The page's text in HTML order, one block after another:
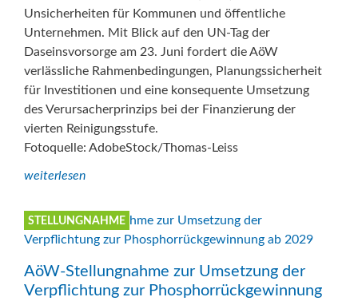
Unsicherheiten für Kommunen und öffentliche
Unternehmen. Mit Blick auf den UN-Tag der
Daseinsvorsorge am 23. Juni fordert die AöW
verlässliche Rahmenbedingungen, Planungssicherheit
für Investitionen und eine konsequente Umsetzung
des Verursacherprinzips bei der Finanzierung der
vierten Reinigungsstufe.
Fotoquelle: AdobeStock/Thomas-Leiss
weiterlesen
STELLUNGNAHME
AöW-Stellungnahme zur Umsetzung der
Verpflichtung zur Phosphorrückgewinnung